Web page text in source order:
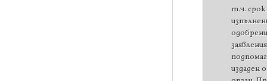
т.ч. срок
издаден